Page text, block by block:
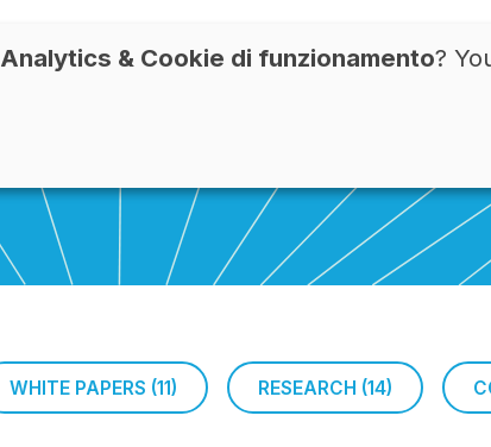
REGISTER LINKEDIN
WHITE PAPERS (11) RESEARCH (14)
Analytics & Cookie di funzionamento?